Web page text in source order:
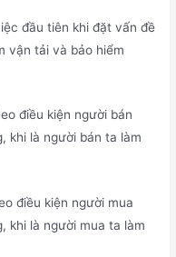
đầu tiên khi đặt vấn đề
vận tải và bảo hiểm
điều kiện người bán
khi là người bán ta làm
điều kiện người mua
khi là người mua ta làm